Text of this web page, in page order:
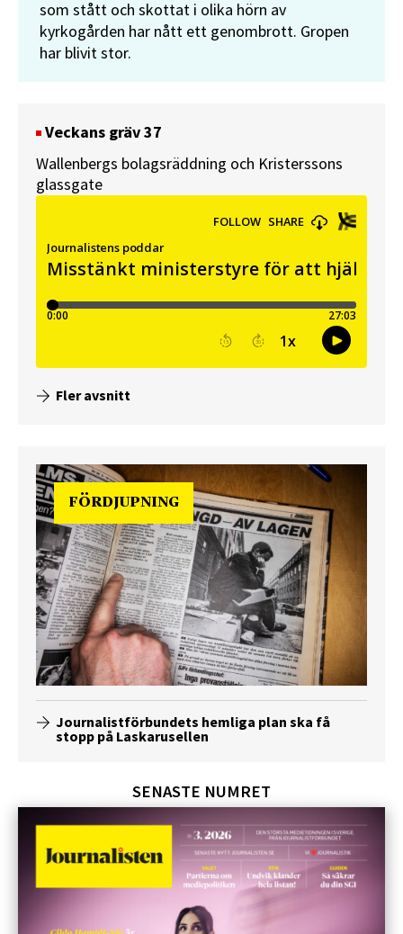
som stått och skottat i olika hörn av
kyrkogården har nått ett genombrott. Gropen
har blivit stor.
Veckans gräv 37
Wallenbergs bolagsräddning och Kristerssons
glassgate
Fler avsnitt
FÖRDJUPNING
Journalistförbundets hemliga plan ska få
stopp på Laskarusellen
SENASTE NUMRET